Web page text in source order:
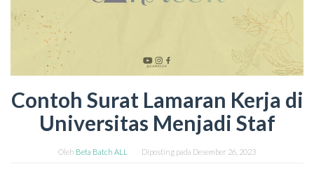
Contoh Surat Lamaran Kerja di
Universitas Menjadi Staf
Oleh Beta Batch ALL Diposting pada Desember 26, 2023